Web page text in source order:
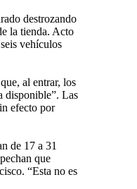
destrozando
la tienda. Acto
vehículos
al entrar, los
disponible”. Las
efecto por
de 17 a 31
que
“Esta no es